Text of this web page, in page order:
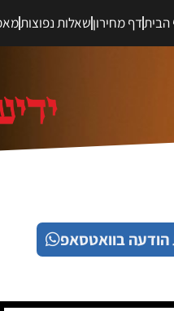
הביתדף מחירוןשאלות נפוצות
בוואטסאפ